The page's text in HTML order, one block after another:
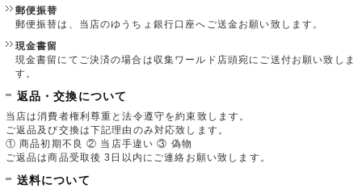
郵便振替
郵便振替は、当店のゆうちょ銀行口座へご送金お願い致します。
現金書留
現金書留にてご決済の場合は収集ワールド店頭宛にご送付お願い致しま
す。
返品・交換について
当店は消費者権利尊重と法令遵守を約束致します。
ご返品及び交換は下記理由のみ対応致します。
① 商品初期不良 ② 当店手違い ③ 偽物
ご返品は商品受取後 3日以内にご連絡お願い致します。
送料について